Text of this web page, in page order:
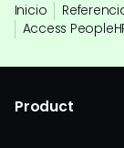
Inicio
Access
Product